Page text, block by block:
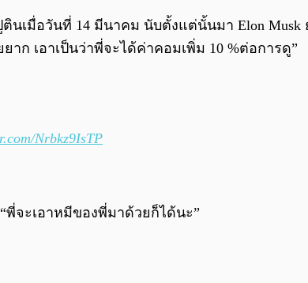
นเมื่อวันที่ 14 มีนาคม นับตั้งแต่นั้นมา Elon
ก เอาเป็นว่าพี่จะได้ค่าคอมเพิ่ม 10 %ต่อการดู”
Nrbkz9IsTP
จะเอาหมีของพี่มาด้วยก็ได้นะ”